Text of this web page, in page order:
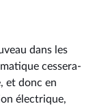
dans les
cessera-
et donc en
électrique,